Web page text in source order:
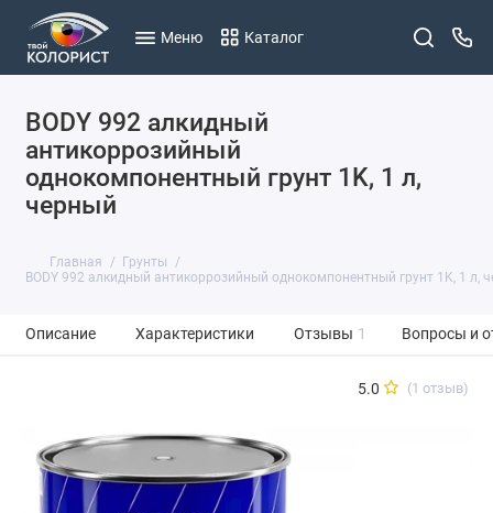
Меню Каталог
BODY 992 алкидный
антикоррозийный
однокомпонентный грунт 1K, 1 л,
черный
Главная
Грунты
BODY 992 алкидный антикоррозийный однокомпонентный грунт 1K, 1 л,
Описание Характеристики Отзывы 1 Вопросы и
5.0 (1 отзыв)